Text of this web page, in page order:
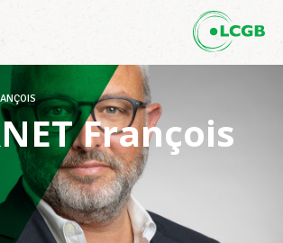
DE
syndicales
François